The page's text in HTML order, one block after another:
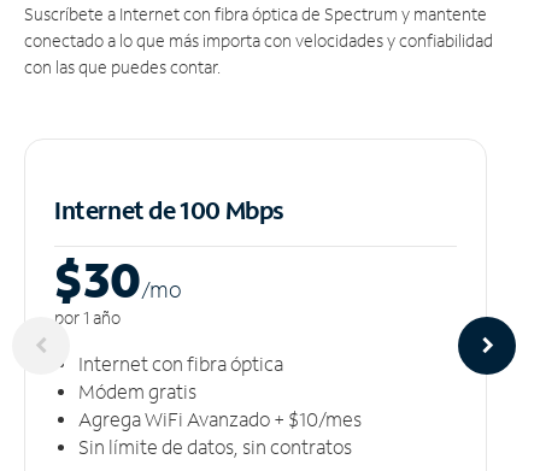
Suscríbete a Internet con fibra óptica de Spectrum y mantente
conectado a lo que más importa con velocidades y confiabilidad
con las que puedes contar.
Internet de 100 Mbps
$30/mo
por 1 año
Internet con fibra óptica
Módem gratis
Agrega WiFi Avanzado + $10/mes
Sin límite de datos, sin contratos